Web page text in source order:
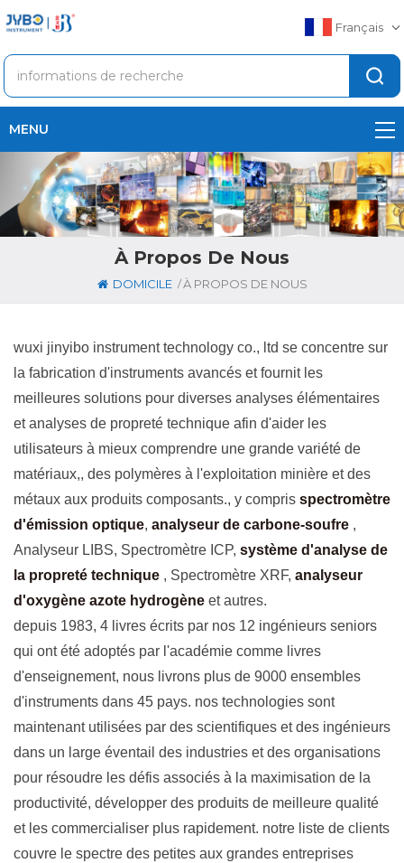
Français
MENU
À Propos De Nous
DOMICILE /À PROPOS DE NOUS
wuxi jinyibo instrument technology co., ltd se concentre sur
la fabrication d'instruments avancés et fournit les
meilleures solutions pour diverses analyses élémentaires
et analyses de propreté technique afin d'aider les
utilisateurs à mieux comprendre une grande variété de
matériaux,, des polymères à l'exploitation minière et des
métaux aux produits composants., y compris spectromètre
d'émission optique, analyseur de carbone-soufre ,
Analyseur LIBS, Spectromètre ICP, système d'analyse de
la propreté technique , Spectromètre XRF, analyseur
d'oxygène azote hydrogène et autres.
depuis 1983, 4 livres écrits par nos 12 ingénieurs seniors
qui ont été adoptés par l'académie comme livres
d'enseignement, nous livrons plus de 9000 ensembles
d'instruments dans 45 pays. nos technologies sont
maintenant utilisées par des scientifiques et des ingénieurs
dans un large éventail des industries et des organisations
pour résoudre les défis associés à la maximisation de la
productivité, développer des produits de meilleure qualité
et les commercialiser plus rapidement. notre liste de clients
couvre le spectre des petites aux grandes entreprises